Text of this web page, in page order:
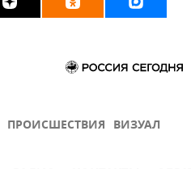
ПРОИСШЕСТВИЯ ВИЗУАЛ